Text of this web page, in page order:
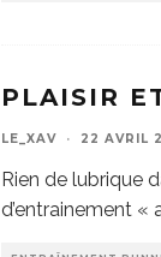
PLAISIR
LE_XAV · 22 AVRIL
Rien de lubrique
d’entrainement «